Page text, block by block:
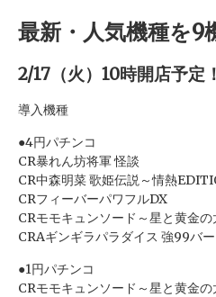
最新・人気機種を9
2/17（火）10時開店予定！
導入機種
●4円パチンコ
CR暴れん坊将軍 怪談
CR中森明菜 歌姫伝説～情熱
CRフィーバーパワフルDX
CRモモキュンソード～星と黄金の
CRAギンギラパラダイス 強99バ
●1円パチンコ
CRモモキュンソード～星と黄金の